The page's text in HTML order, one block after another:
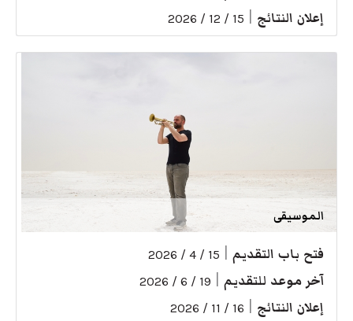
إعلان النتائج 15 / 12 / 2026
الموسيقى
فتح باب التقديم 15 / 4 / 2026
آخر موعد للتقديم 19 / 6 / 2026
إعلان النتائج 16 / 11 / 2026